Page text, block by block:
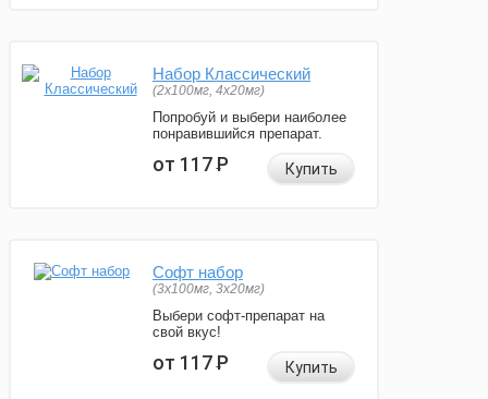
Набор Классический
(2x100мг, 4x20мг)
Попробуй и выбери наиболее
понравившийся препарат.
от 117Р Купить
Софт набор
(3x100мг, 3x20мг)
Выбери софт-препарат на
свой вкус!
от 117Р Купить